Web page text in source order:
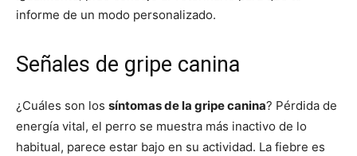
informe de un modo personalizado.
Señales de gripe canina
¿Cuáles son los síntomas de la gripe canina? Pérdida de
energía vital, el perro se muestra más inactivo de lo
habitual, parece estar bajo en su actividad. La fiebre es